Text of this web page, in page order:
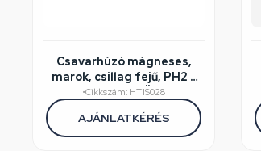
Csavarhúzó mágneses,
marok, csillag fejű, PH2 x
38 mm szár, HÖGERT
•Cikkszám: HT1S028
AJÁNLATKÉRÉS